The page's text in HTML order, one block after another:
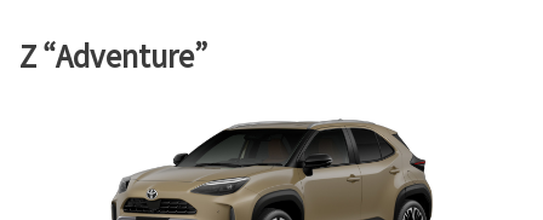
Z “Adventure”